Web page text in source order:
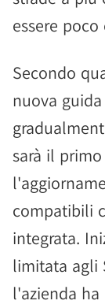
essere poco
Secondo
nuova
sarà il
compatibili
integrata.
limitata agli
l'azienda